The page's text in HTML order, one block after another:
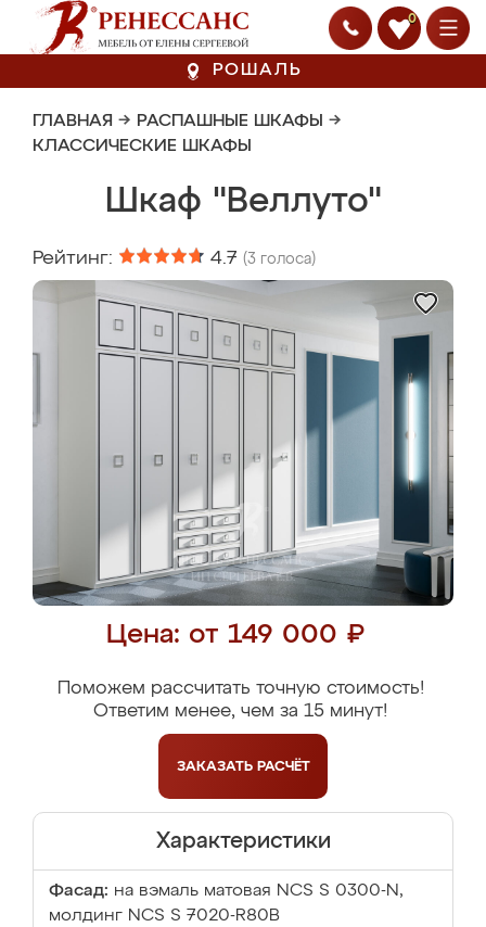
0
РОШАЛЬ
ГЛАВНАЯ → РАСПАШНЫЕ ШКАФЫ →
КЛАССИЧЕСКИЕ ШКАФЫ
Шкаф "Веллуто"
Рейтинг: 4.7 (3 голоса)
Цена: от 149 000 ₽
Поможем рассчитать точную стоимость!
Ответим менее, чем за 15 минут!
ЗАКАЗАТЬ РАСЧЁТ
Характеристики
Фасад: на вэмаль матовая NCS S 0300-N,
молдинг NCS S 7020-R80B